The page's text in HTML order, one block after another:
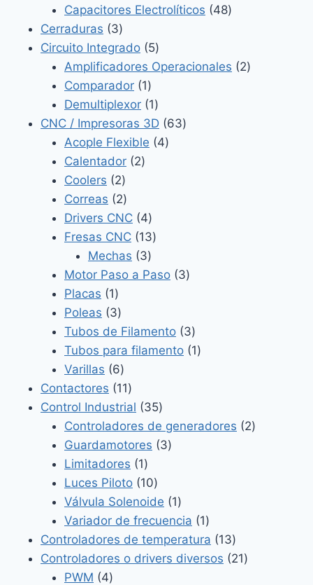
productos
Capacitores Electrolíticos 4848
Cerraduras 33
productos
Circuito Integrado 55
productos
Amplificadores Operacionales 22
Comparador 11
producto
Demultiplexor 11
producto
CNC / Impresoras 3D 6363
Acople Flexible 44
Calentador 22
Coolers 22
productos
Correas 22
productos
Drivers CNC 44
productos
Fresas CNC 1313
Mechas 33
productos
Motor Paso a Paso 33
Placas 11
producto
Poleas 33
productos
Tubos de Filamento 33
productos
Tubos para filamento 11
Varillas 66
productos
Contactores 1111
productos
Control Industrial 3535
productos
Controladores de generadores 22
Guardamotores 33
Limitadores 11
producto
Luces Piloto 1010
productos
Válvula Solenoide 11
producto
Variador de frecuencia 11
producto
Controladores de temperatura 1313
productos
Controladores o drivers diversos 2121
PWM 44